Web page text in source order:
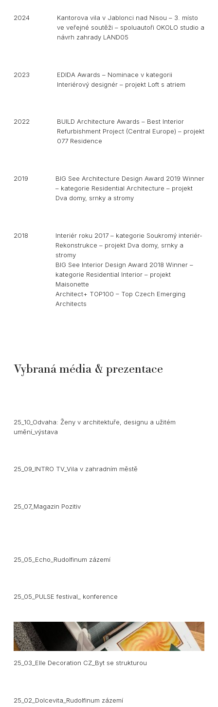
2024
Kantorova vila v Jablonci nad Nisou – 3. místo
ve veřejné soutěži – spoluautoři OKOLO studio a
návrh zahrady LAND05
2023
EDIDA Awards – Nominace v kategorii
Interiérový designér – projekt Loft s atriem
2022
BUILD Architecture Awards – Best Interior
Refurbishment Project (Central Europe) – projekt
077 Residence
2019
BIG See Architecture Design Award 2019 Winner
– kategorie Residential Architecture – projekt
Dva domy, srnky a stromy
2018
Interiér roku 2017 – kategorie Soukromý interiér-
Rekonstrukce – projekt Dva domy, srnky a
stromy
BIG See Interior Design Award 2018 Winner –
kategorie Residential Interior – projekt
Maisonette
Architect+ TOP100 – Top Czech Emerging
Architects
Vybraná média & prezentace
25_10_Odvaha: Ženy v architektuře, designu a užitém
umění_výstava
25_09_INTRO TV_Vila v zahradním městě
25_07_Magazin Pozitiv
25_05_Echo_Rudolfinum zázemí
25_05_PULSE festival_ konference
25_03_Elle Decoration CZ_Byt se strukturou
25_02_Dolcevita_Rudolfinum zázemí